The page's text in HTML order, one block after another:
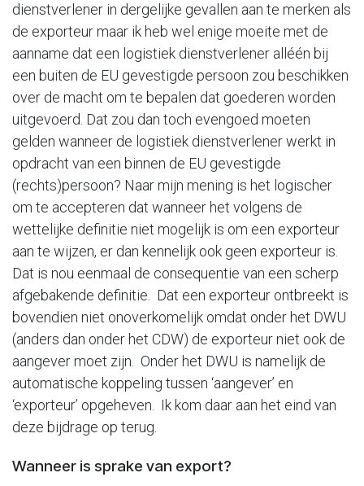
dienstverlener in dergelijke gevallen aan te merken als
de exporteur maar ik heb wel enige moeite met de
aanname dat een logistiek dienstverlener alléén bij
een buiten de EU gevestigde persoon zou beschikken
over de macht om te bepalen dat goederen worden
uitgevoerd. Dat zou dan toch evengoed moeten
gelden wanneer de logistiek dienstverlener werkt in
opdracht van een binnen de EU gevestigde
(rechts)persoon? Naar mijn mening is het logischer
om te accepteren dat wanneer het volgens de
wettelijke definitie niet mogelijk is om een exporteur
aan te wijzen, er dan kennelijk ook geen exporteur is.
Dat is nou eenmaal de consequentie van een scherp
afgebakende definitie. Dat een exporteur ontbreekt is
bovendien niet onoverkomelijk omdat onder het DWU
(anders dan onder het CDW) de exporteur niet ook de
aangever moet zijn. Onder het DWU is namelijk de
automatische koppeling tussen ‘aangever’ en
‘exporteur’ opgeheven. Ik kom daar aan het eind van
deze bijdrage op terug.
Wanneer is sprake van export?